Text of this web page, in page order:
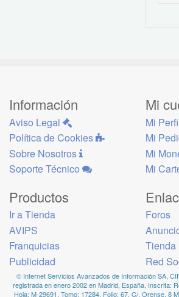
Información
Aviso Legal
Política de Cookies
Sobre Nosotros
Soporte Técnico
Mi
Mi
Mi
Mi
Mi
Productos
Ir a Tienda
AVIPS
Franquicias
Publicidad
Foros
Tienda
Red
© Internet Servicios Avanzados de Información SA,
registrada en enero 2002 en Madrid, España, Inscrita:
Hoja: M-29691, Tomo: 17284, Folio: 67. C/. Orense, 8